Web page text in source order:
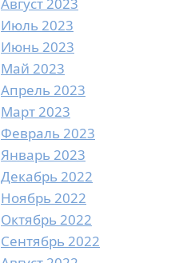
Июль 2023
Июнь 2023
Май 2023
Апрель 2023
Март 2023
Февраль 2023
Январь 2023
Декабрь 2022
Ноябрь 2022
Октябрь 2022
Сентябрь 2022